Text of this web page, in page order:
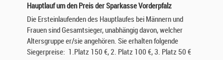
Hauptlauf um den Preis der Sparkasse Vorderpfalz
Die Ersteinlaufenden des Hauptlaufes bei Männern und
Frauen sind Gesamtsieger, unabhängig davon, welcher
Altersgruppe er/sie angehören. Sie erhalten folgende
Siegerpreise: 1.Platz 150 €, 2. Platz 100 €, 3. Platz 50 €